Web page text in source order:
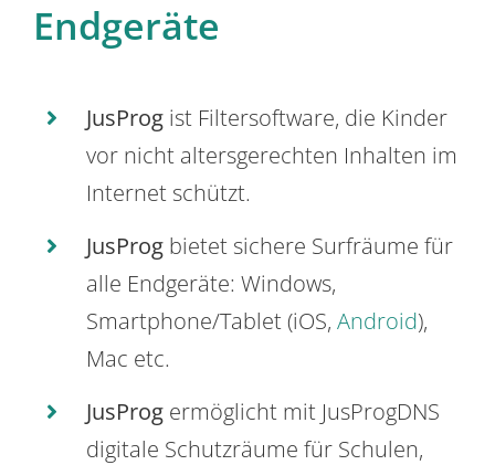
Endgeräte
JusProg ist Filtersoftware, die Kinder
vor nicht altersgerechten Inhalten im
Internet schützt.
JusProg bietet sichere Surfräume für
alle Endgeräte: Windows,
Smartphone/Tablet (iOS, Android),
Mac etc.
JusProg ermöglicht mit JusProgDNS
digitale Schutzräume für Schulen,